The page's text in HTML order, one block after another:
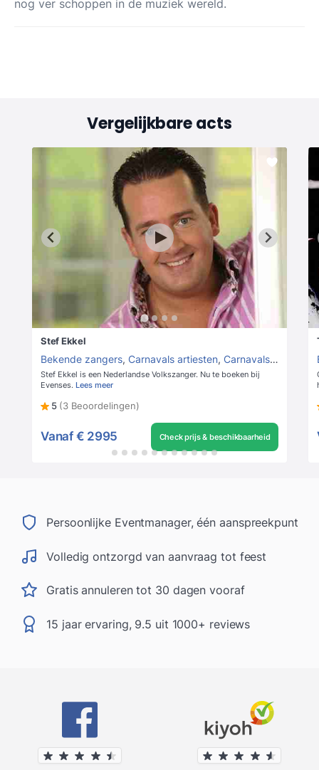
nog ver schoppen in de muziek wereld.
Vergelijkbare acts
Stef Ekkel
Bekende zangers, Carnavals artiesten, Carnavals zangers
Stef Ekkel is een Nederlandse Volkszanger. Nu te boeken bij
Evenses. Lees meer
5 (3 Beoordelingen)
Vanaf € 2995 Check prijs & beschikbaarheid
Persoonlijke Eventmanager, één aanspreekpunt
Volledig ontzorgd van aanvraag tot feest
Gratis annuleren tot 30 dagen vooraf
15 jaar ervaring, 9.5 uit 1000+ reviews